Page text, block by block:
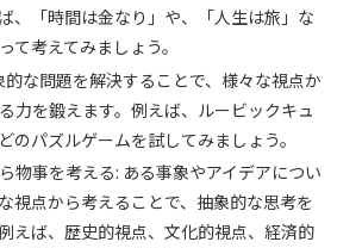
、「時間は金なり」や、「人生は旅」な
て考えてみましょう。
的な問題を解決することで、様々な視点か
力を鍛えます。例えば、ルービックキュ
のパズルゲームを試してみましょう。
物事を考える: ある事象やアイデアについ
視点から考えることで、抽象的な思考を
えば、歴史的視点、文化的視点、経済的